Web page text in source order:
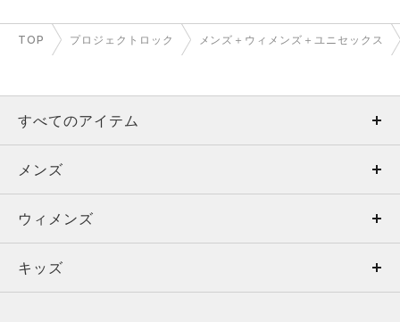
TOP プロジェクトロック メンズ＋ウィメンズ＋ユニセックス
すべてのアイテム
メンズ
ウィメンズ
キッズ
メンズ
トップス
ボトムス
ウィメンズ
トップス
キッズ